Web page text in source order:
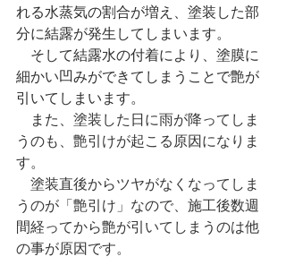
れる水蒸気の割合が増え、塗装した部
分に結露が発生してしまいます。
そして結露水の付着により、塗膜に
細かい凹みができてしまうことで艶が
引いてしまいます。
また、 塗装した日に雨が降ってしま
うのも、艶引けが起こる原因になりま
す。
塗装直後からツヤがなくなってしま
うのが「艶引け」なので、施工後数週
間経ってから艶が引いてしまうのは他
の事が原因です。